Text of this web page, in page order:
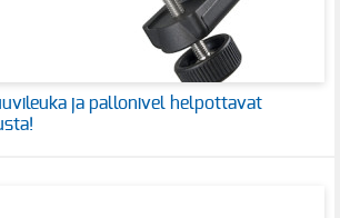
ja pallonivel helpottavat